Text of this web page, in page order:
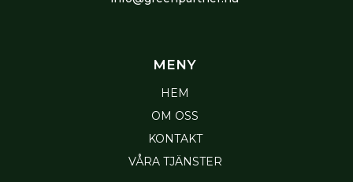
MENY
HEM
OM OSS
KONTAKT
VÅRA TJÄNSTER